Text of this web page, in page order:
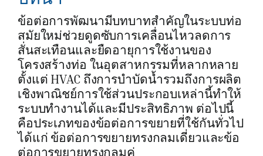
ข้อต่อการพัฒนามีบทบาทสำคัญในระบบท่อ
สมัยใหม่ช่วยดูดซับการเคลื่อนไหวลดการ
สั่นสะเทือนและยืดอายุการใช้งานของ
โครงสร้างท่อ ในอุตสาหกรรมที่หลากหลาย
ตั้งแต่ HVAC ถึงการบำบัดน้ำรวมถึงการผลิต
เชิงพาณิชย์การใช้ส่วนประกอบเหล่านี้ทำให้
ระบบทำงานได้และมีประสิทธิภาพ ต่อไปนี้
คือประเภทของข้อต่อการขยายที่ใช้กันทั่วไป
ได้แก่ ข้อต่อการขยายทรงกลมเดี่ยวและข้อ
ต่อการขยายทรงกลมคู่